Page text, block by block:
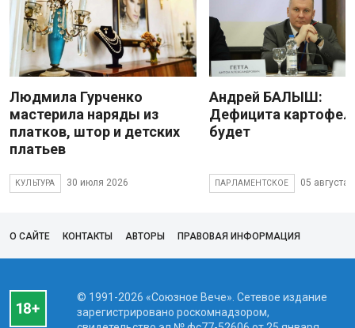
Людмила Гурченко
мастерила наряды из
платков, штор и детских
платьев
КУЛЬТУРА 30 июля 2026
Андрей БАЛЫШ:
Дефицита
будет
ПАРЛАМЕНТСКОЕ 05 августа
О САЙТЕ КОНТАКТЫ АВТОРЫ ПРАВОВАЯ ИНФОРМАЦИЯ
© 1991-2026 «Союзное Вече». Сетевое издание
зарегистрировано роскомнадзором,